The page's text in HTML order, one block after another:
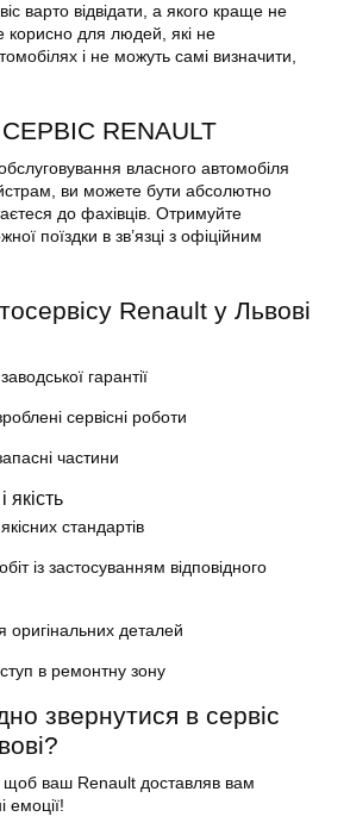
варто відвідати, а якого краще не
корисно для людей, які не
і не можуть самі визначити,
RENAULT
власного автомобіля
ви можете бути абсолютно
до фахівців. Отримуйте
поїздки в зв’язці з офіційним
Renault у Львові
гарантії
сервісні роботи
частини
якість
стандартів
із застосуванням відповідного
оригінальних деталей
в ремонтну зону
звернутися в сервіс
ваш Renault доставляв вам
емоції!